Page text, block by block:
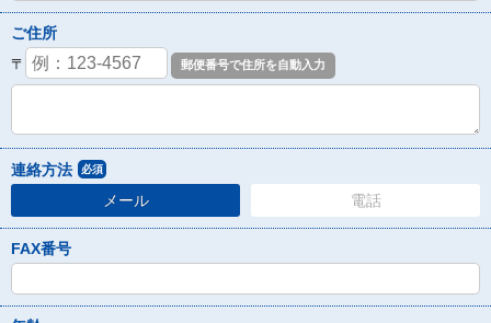
ご住所
〒
連絡方法 必須
メール 電話
FAX番号